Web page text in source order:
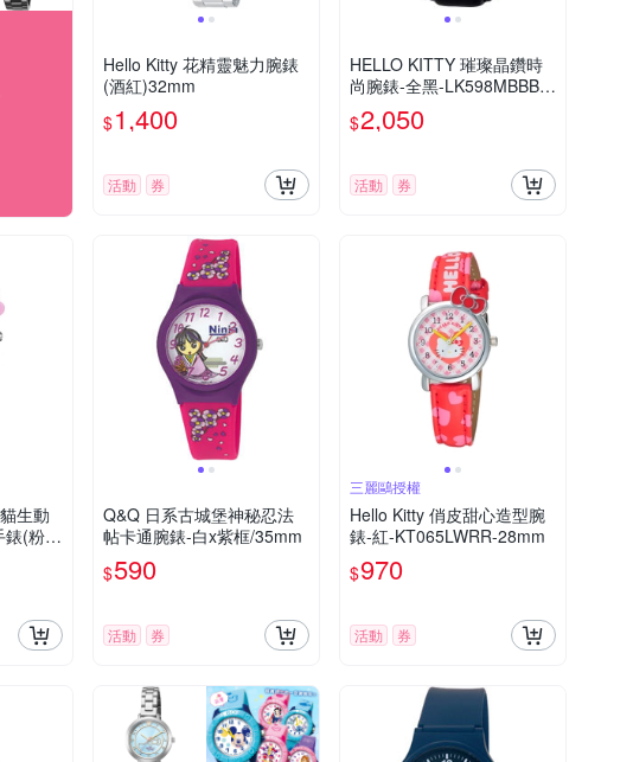
Hello Kitty 花精靈魅力腕錶
(酒紅)32mm
$1,400
活動 券
HELLO KITTY 璀璨晶鑽時
尚腕錶-全黑-LK598MBBB-S
-42mm
$2,050
活動 券
生動
錶(粉色
Q&Q 日系古城堡神秘忍法
帖卡通腕錶-白x紫框/35mm
$590
活動 券
三麗鷗授權
Hello Kitty 俏皮甜心造型腕
錶-紅-KT065LWRR-28mm
$970
活動 券